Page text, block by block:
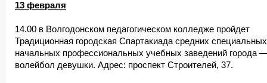
13 февраля
14.00 в Волгодонском педагогическом колледже пройдет
Традиционная городская Спартакиада средних
начальных профессиональных учебных заведений города
волейбол девушки. Адрес: проспект Строителей, 37.